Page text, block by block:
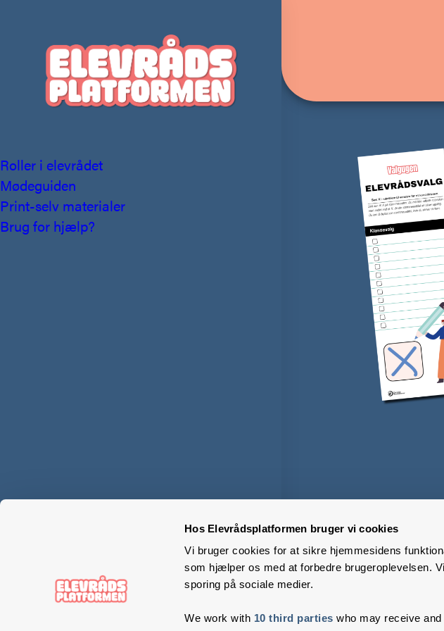
Hos Elevrådsplatformen bruger vi cookies
Vi bruger cookies for at sikre hjemmesidens
som hjælper os med at forbedre brugeroplevelsen.
sporing på sociale medier.
We work with 10 third parties who may receive
Roller i elevrådet
Mødeguiden
Print-selv materialer
Brug for hjælp?